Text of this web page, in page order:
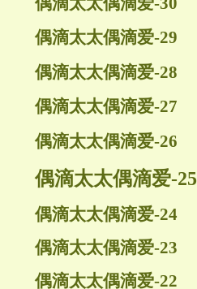
偶滴太太偶滴爱-29
偶滴太太偶滴爱-28
偶滴太太偶滴爱-27
偶滴太太偶滴爱-26
偶滴太太偶滴爱-25
偶滴太太偶滴爱-24
偶滴太太偶滴爱-23
偶滴太太偶滴爱-22